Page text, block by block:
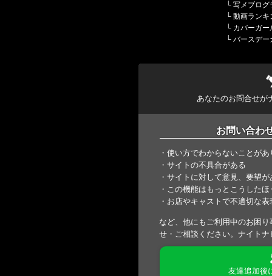
└ 写メブログ
└ 動画ランキ
└ カバーガー
└ バースデー
あなたのお問合せが
お問い合わ
・使い方でわからないことが
・サイトの不具合がある
・サイトに対して意見、要望が
・この機能はもっとこうした
・お店やキャストで不適切な
など、他にもご利用中のお困
せ・ご相談ください。ナイト
友達追加後